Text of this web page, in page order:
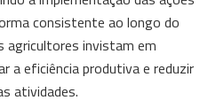
consistente ao longo do
agricultores invistam em
a eficiência produtiva e reduzir
atividades.